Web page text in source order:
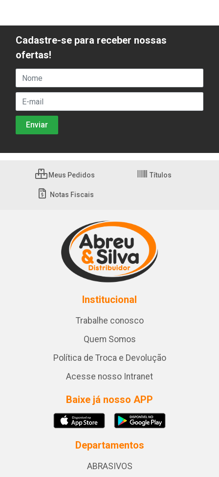
Cadastre-se para receber nossas
ofertas!
Meus Pedidos Títulos
Notas Fiscais
Institucional
Trabalhe conosco
Quem Somos
Política de Troca e Devolução
Acesse nosso Intranet
Baixe já nosso APP
Departamentos
ABRASIVOS